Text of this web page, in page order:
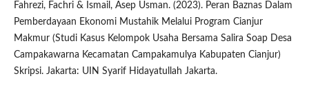
Fahrezi, Fachri & Ismail, Asep Usman. (2023). Peran Baznas Dalam
Pemberdayaan Ekonomi Mustahik Melalui Program Cianjur
Makmur (Studi Kasus Kelompok Usaha Bersama Salira Soap Desa
Campakawarna Kecamatan Campakamulya Kabupaten Cianjur)
Skripsi. Jakarta: UIN Syarif Hidayatullah Jakarta.